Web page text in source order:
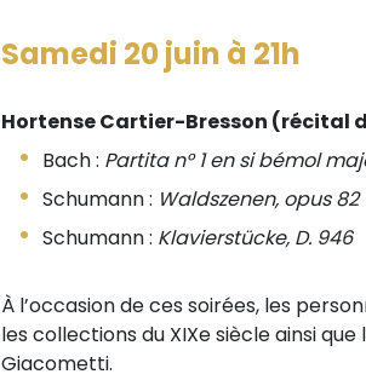
Samedi 20 juin à 21h
Hortense Cartier-Bresson (récital
Bach : Partita n° 1 en si bémol
Schumann : Waldszenen, opus 82
Schumann : Klavierstücke, D. 946
À l’occasion de ces soirées, les
les collections du XIXe siècle ainsi
Giacometti.